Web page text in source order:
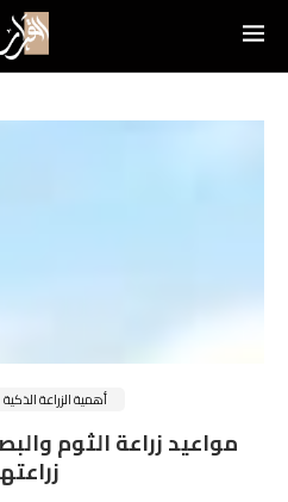
أهمية الزراعة الذكية
مواعيد زراعة الثوم